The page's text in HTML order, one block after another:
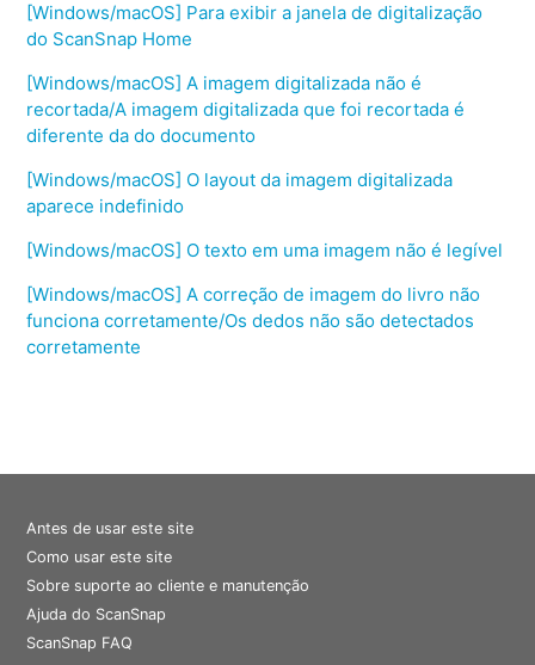
[Windows/macOS] Para exibir a janela de digitalização
do ScanSnap Home
[Windows/macOS] A imagem digitalizada não é
recortada/A imagem digitalizada que foi recortada é
diferente da do documento
[Windows/macOS] O layout da imagem digitalizada
aparece indefinido
[Windows/macOS] O texto em uma imagem não é legível
[Windows/macOS] A correção de imagem do livro não
funciona corretamente/Os dedos não são detectados
corretamente
Antes de usar este site
Como usar este site
Sobre suporte ao cliente e manutenção
Ajuda do ScanSnap
ScanSnap FAQ